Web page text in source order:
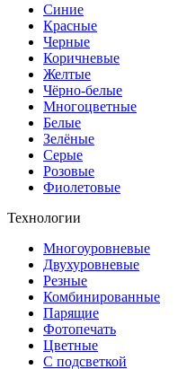
Синие
Красные
Черные
Коричневые
Желтые
Чёрно-белые
Многоцветные
Белые
Зелёные
Серые
Розовые
Фиолетовые
Технологии
Многоуровневые
Двухуровневые
Резные
Комбинированные
Парящие
Фотопечать
Цветные
С подсветкой